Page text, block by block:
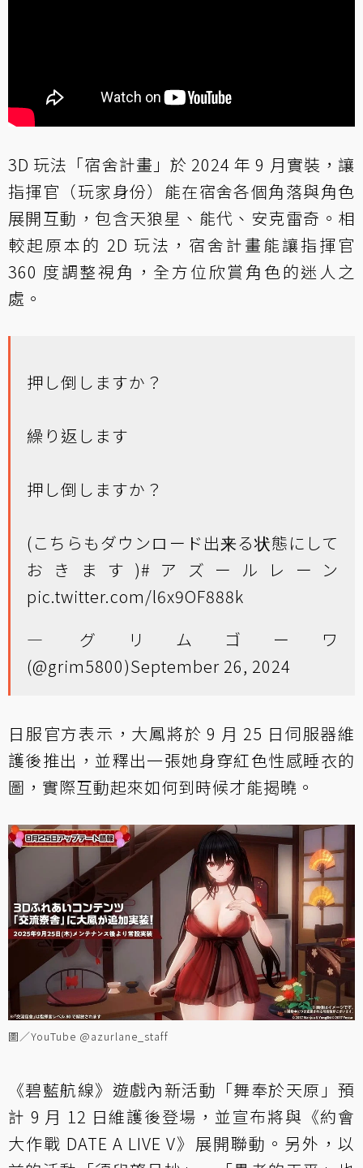
3D 玩法「宿舍計畫」於 2024 年 9 月實裝，讓
指揮官（玩家身份）能在宿舍各個角落與角色
展開互動，包含天狼星、能代、安克雷奇。相
較起原本的 2D 玩法，宿舍計畫能讓指揮官
360 度調整視角，全方位欣賞角色的迷人之
處。
押し倒しますか？
繰り返します
押し倒しますか？
(こちらもダウンロード出来る状態にして
おきます)#アズールレーン
pic.twitter.com/l6x9OF888k
— グリムゴーワ
(@grim5800)September 26, 2024
日服官方表示，大鳳將於 9 月 25 日伺服器維
護後推出，並釋出一張她身穿紅色性感睡衣的
圖，實際互動起來如何到時候才能揭曉。
圖／YouTube @azurlane_staff
《碧藍航線》遊戲內新活動「舞奉於天原」預
計 9 月 12 日維護後登場，並宣布將與《約會
大作戰 DATE A LIVE V》展開聯動。另外，以